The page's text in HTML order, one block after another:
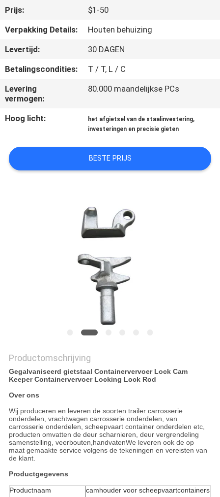
NEEM
CONTACT
ONS
OP
NIEUWS
OFFERTE
PRIVACYBELEID
Prijs:
$1-50
Verpakking Details:
Houten behuizing
Levertijd:
30 DAGEN
Betalingscondities:
T / T, L / C
Levering
vermogen:
80.000 maandelijkse PCs
Hoog licht: het afgietsel van de staalinvestering,
investeringen en precisie gieten
BESTE PRIJS
Productomschrijving
Gegalvaniseerd gietstaal Containervervoer Lock Cam
Keeper Containervervoer Locking Lock Rod
Over ons
Wij produceren en leveren de soorten trailer carrosserie
onderdelen, vrachtwagen carrosserie onderdelen, van
carrosserie onderdelen, scheepvaart container onderdelen etc,
producten omvatten de deur scharnieren, deur vergrendeling
samenstelling, veerbouten,handvatenWe leveren ook de op
maat gemaakte service volgens de tekeningen en vereisten van
de klant.
Productgegevens
Productnaam
camhouder voor scheepvaartcontainers